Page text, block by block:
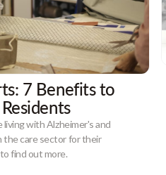
7 Benefits to
with Alzheimer's and
the care sector for their
find out more.